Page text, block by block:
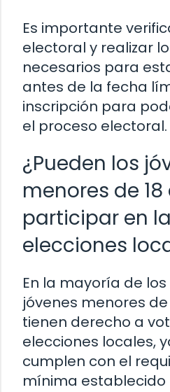
Es importante
electoral y realizar
necesarios para
antes de la fecha
inscripción para
el proceso electoral.
¿Pueden los
menores de
participar en
elecciones
En la mayoría de
jóvenes menores de
tienen derecho a
elecciones locales,
cumplen con el
mínima establecido